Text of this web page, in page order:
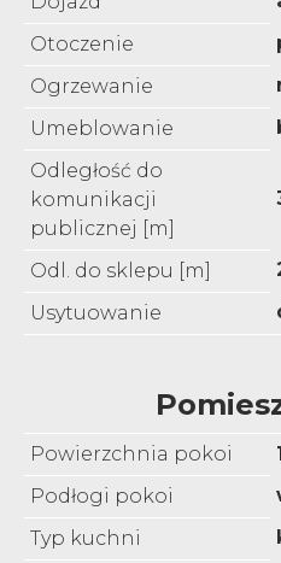
Otoczenie
Ogrzewanie
Umeblowanie
Odległość do
komunikacji
publicznej [m]
Odl. do sklepu [m]
Usytuowanie
Powierzchnia pokoi
Podłogi pokoi
Typ kuchni